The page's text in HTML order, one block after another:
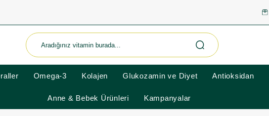
Omega-3 Kolajen Glukozamin ve Diyet Antioksidan
Anne & Bebek Ürünleri Kampanyalar